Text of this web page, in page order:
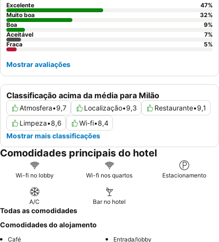
hóspedes devem solicitar um quarto com vista para o pátio.
Classificação acima da média para Milão
Atmosfera•9,7 Localização•9,3 Restaurante•9,1
Limpeza•8,6 Wi-fi•8,4
Mostrar mais classificações
Excelente 47%
Muito boa
32%
Boa
9%
Aceitável
7%
Fraca
5%
Mostrar avaliações
Comodidades principais do hotel
Wi-fi no lobby Wi-fi nos quartos Estacionamento
A/C Bar no hotel
Todas as comodidades
Comodidades do alojamento
Café Entrada/lobby